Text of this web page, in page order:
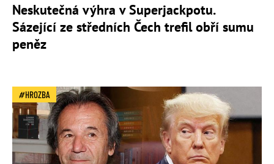
Neskutečná výhra v Superjackpotu.
Sázející ze středních Čech trefil obří sumu
peněz
HROZBA